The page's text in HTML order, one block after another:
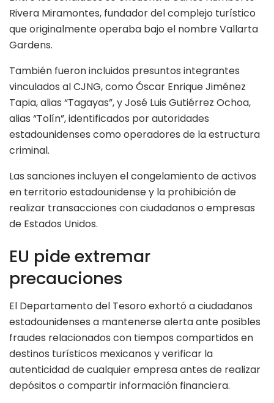
Rivera Miramontes, fundador del complejo turístico
que originalmente operaba bajo el nombre Vallarta
Gardens.
También fueron incluidos presuntos integrantes
vinculados al CJNG, como Óscar Enrique Jiménez
Tapia, alias “Tagayas”, y José Luis Gutiérrez Ochoa,
alias “Tolín”, identificados por autoridades
estadounidenses como operadores de la estructura
criminal.
Las sanciones incluyen el congelamiento de activos
en territorio estadounidense y la prohibición de
realizar transacciones con ciudadanos o empresas
de Estados Unidos.
EU pide extremar
precauciones
El Departamento del Tesoro exhortó a ciudadanos
estadounidenses a mantenerse alerta ante posibles
fraudes relacionados con tiempos compartidos en
destinos turísticos mexicanos y verificar la
autenticidad de cualquier empresa antes de realizar
depósitos o compartir información financiera.